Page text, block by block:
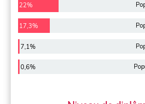
22%
17,3%
7,1%
0,6%